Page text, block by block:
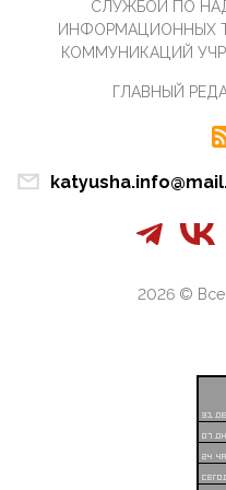
07:11, 10 Апреля 2026
Те, кто стоят за
инокультурных
Благодаря знакомым,
истории с
Снова о главном на
захватил "малое небо"
08:05, 09 Апреля 2026
А пока армия нашей
продолжает
СЛУЖБОЙ ПО
ИНФОРМАЦИОННЫХ
КОММУНИКАЦИЙ
ГЛАВНЫЙ
2026 ©